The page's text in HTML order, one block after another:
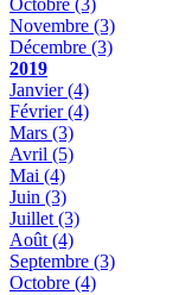
Octobre (3)
Novembre (3)
Décembre (3)
2019
Janvier(4)
Février(4)
Mars (3)
Avril (5)
Mai (4)
Juin (3)
Juillet(3)
Août(4)
Septembre (3)
Octobre (4)